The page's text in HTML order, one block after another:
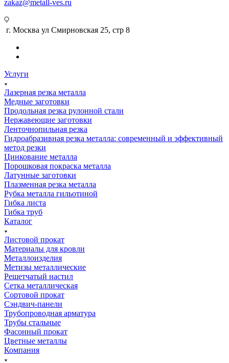
zakaz@metall-ves.ru
г. Москва ул Смирновская 25, стр 8
Услуги
Лазерная резка металла
Медные заготовки
Продольная резка рулонной стали
Нержавеющие заготовки
Ленточнопильная резка
Гидроабразивная резка металла: современный и эффективный
метод резки
Цинкование металла
Порошковая покраска металла
Латунные заготовки
Плазменная резка металла
Рубка металла гильотиной
Гибка листа
Гибка труб
Каталог
Листовой прокат
Материалы для кровли
Металлоизделия
Метизы металлические
Решетчатый настил
Сетка металлическая
Сортовой прокат
Сэндвич-панели
Трубопроводная арматура
Трубы стальные
Фасонный прокат
Цветные металлы
Компания